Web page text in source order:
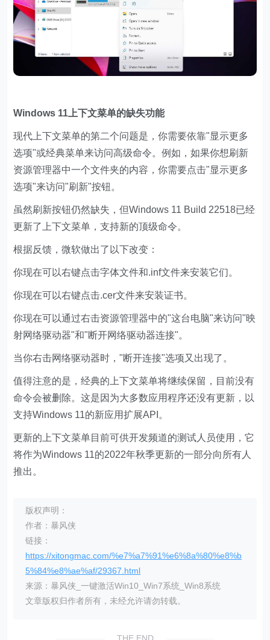
Windows 11上下文菜单的缺失功能
现代上下文菜单的第二个问题是，你需要依靠"显示更多
选项"或经典菜单来访问高级命令。例如，如果你想刷新
资源管理器中一个文件夹的内容，你需要点击"显示更多
选项"来访问"刷新"按钮。
虽然刷新按钮仍然缺失，但Windows 11 Build 22518已经
更新了上下文菜单，支持新的顶级命令。
根据反馈，微软做出了以下改变：
你现在可以右键点击字体文件和.inf文件来安装它们。
你现在可以右键点击.cer文件来安装证书。
你现在可以通过右击资源管理器中的"这台电脑"来访问"映
射网络驱动器"和"断开网络驱动器连接"。
当你右击网络驱动器时，"断开连接"选项又出现了。
值得注意的是，经典的上下文菜单将继续保留，目前没有
命令会被删除。这是因为大多数应用程序还没有更新，以
支持Windows 11的新应用扩展API。
更新的上下文菜单目前可供开发频道的测试人员使用，它
将作为Windows 11的2022年秋季更新的一部分向所有人
推出。
版权声明：
作者：暴风侠
链接：
https://xitongmac.com/%e7%a7%91%e6%8a%80%e8%b
5%84%e8%ae%af/29367.html
来源：暴风侠_一键激活Win10_Win7系统_Win8系统
文章版权归作者所有，未经允许请勿转载。